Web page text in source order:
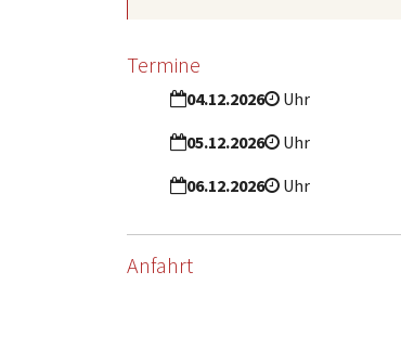
Termine
04.12.2026
Uhr
05.12.2026
Uhr
06.12.2026
Uhr
Anfahrt